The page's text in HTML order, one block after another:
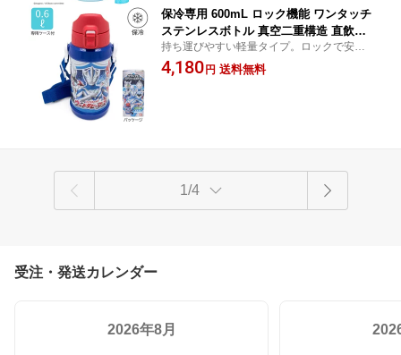
保冷専用 600mL ロック機能 ワンタッチ
ステンレスボトル 真空二重構造 直飲み
水筒 子供 キッズ ワンプッシュ 肩掛け
紐 ひも 肩ひも付き 肩掛け付き 斜め掛
持ち運びやすい軽量タイプ。ロックで安
心、ワンタッチで簡単オープン
4,180円 送料無料
1/4
受注・発送カレンダー
2026年8月